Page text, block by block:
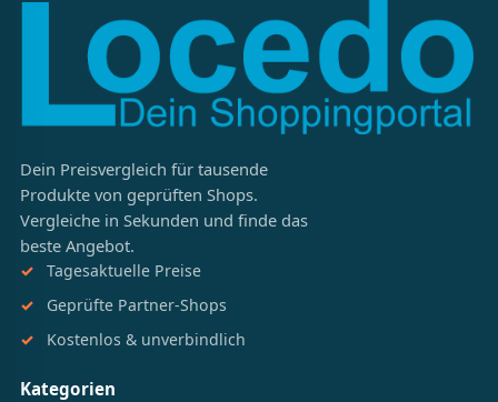
Dein Preisvergleich für tausende
Produkte von geprüften Shops.
Vergleiche in Sekunden und finde das
beste Angebot.
Tagesaktuelle Preise
Geprüfte Partner-Shops
Kostenlos & unverbindlich
Kategorien